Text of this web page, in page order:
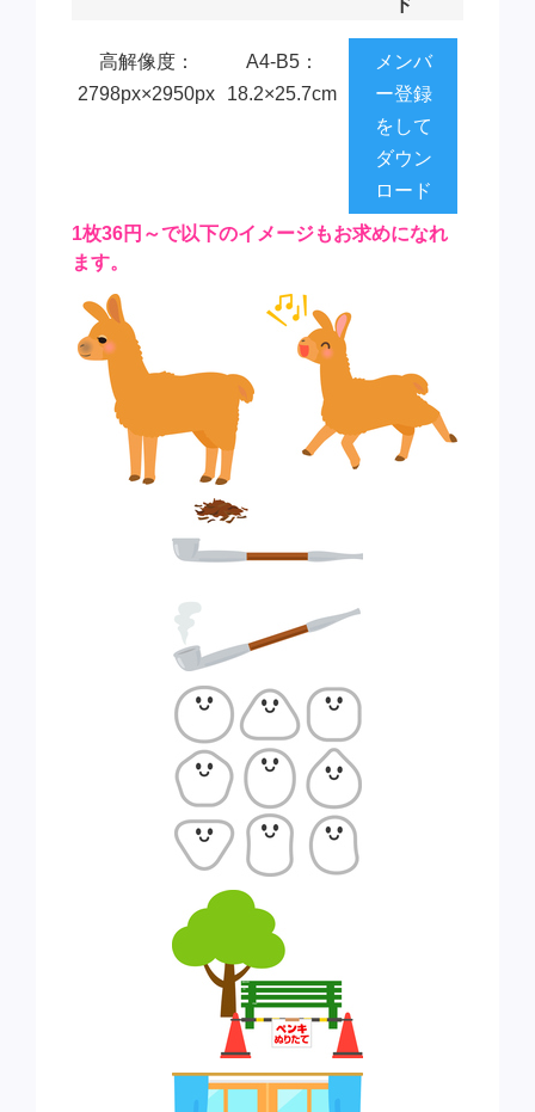
ド
高解像度：
2798px×2950px
A4-B5：
18.2×25.7cm
メンバ
ー登録
をして
ダウン
ロード
1枚36円～で以下のイメージもお求めになれ
ます。